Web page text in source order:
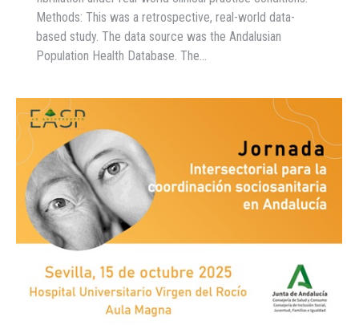
Methods: This was a retrospective, real-world data-
based study. The data source was the Andalusian
Population Health Database. The…